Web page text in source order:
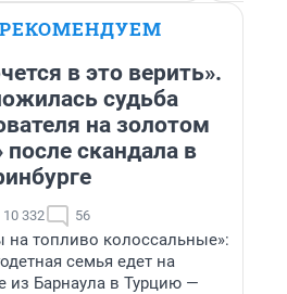
РЕКОМЕНДУЕМ
в это верить».
судьба
на золотом
после скандала в
10 332 56
на топливо колоссальные»:
семья едет на
из Барнаула в Турцию —